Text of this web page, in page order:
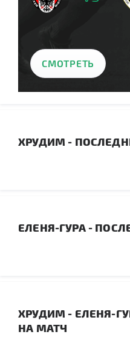
СМОТРЕТЬ
ХРУДИМ -
ЕЛЕНЯ-ГУРА -
ХРУДИМ - ЕЛЕНЯ-
НА МАТЧ